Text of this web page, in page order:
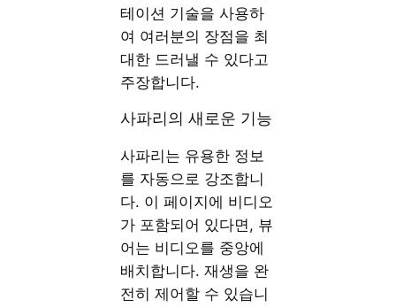
테이션 기술을 사용하
여 여러분의 장점을 최
대한 드러낼 수 있다고
주장합니다.
사파리의 새로운 기능
사파리는 유용한 정보
를 자동으로 강조합니
다. 이 페이지에 비디오
가 포함되어 있다면, 뷰
어는 비디오를 중앙에
배치합니다. 재생을 완
전히 제어할 수 있습니